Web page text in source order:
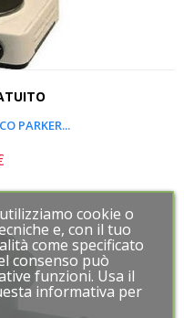
PARKER...
cookie o
e, con il tuo
come specificato
consenso può
funzioni. Usa il
informativa per
cookie o
e, con il tuo
come specificato
consenso può
funzioni. Usa il
informativa per